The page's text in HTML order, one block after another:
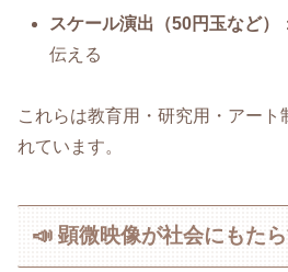
スケール演出（50円玉など）
伝える
これらは教育用・研究用・アート
れています。
📣 顕微映像が社会にもた